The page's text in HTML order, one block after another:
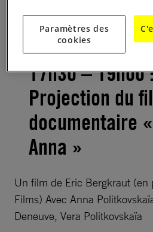
(SciencesPo-CERI)
17h30 – 19h00
Projection du
documentaire
Anna »
Un film de Eric Bergkraut (en
Films) Avec Anna
Deneuve, Vera Politkovskaïa
Paramètres des
cookies